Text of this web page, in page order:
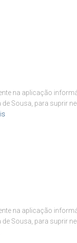
na aplicação
Sousa, para suprir
na aplicação
Sousa, para suprir